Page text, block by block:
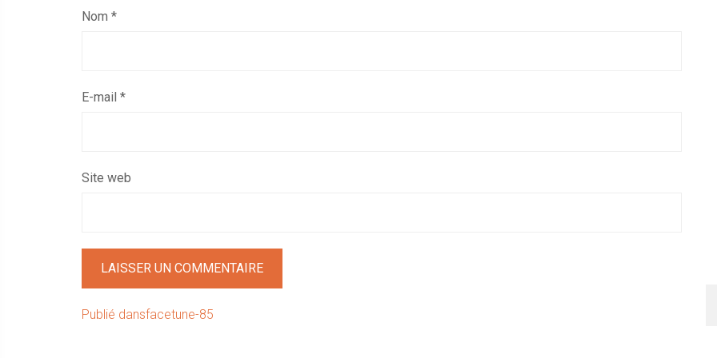
Nom *
E-mail *
Site web
Navigation
Publié dansfacetune-85